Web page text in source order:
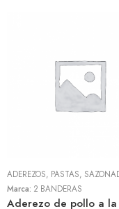
Marca: 2 BANDERAS